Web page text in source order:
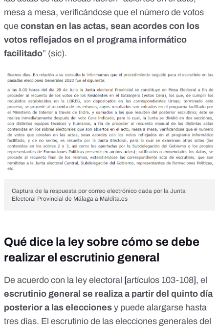
mesa a mesa, verificándose que el número de votos
que constan en las actas, sean acordes con los
votos reflejados en el programa informático
facilitado” (sic).
Captura de la respuesta por correo electrónico dada por la Junta
Electoral Provincial de Málaga a Maldita.es
Qué dice la ley sobre cómo se debe
realizar el escrutinio general
De acuerdo con la ley electoral [artículos 103-108], el
escrutinio general se realiza a partir del quinto día
posterior a las elecciones y puede alargarse hasta
tres días. El escrutinio de las elecciones generales del